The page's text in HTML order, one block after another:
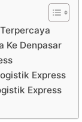
Ke Denpasar
Express
Express